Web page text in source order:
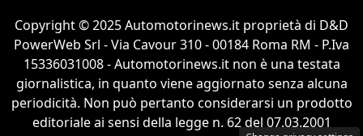
Copyright © 2025 Automotorinews.it proprietà di D&D
PowerWeb Srl - Via Cavour 310 - 00184 Roma RM - P.Iva
15336031008 - Automotorinews.it non è una testata
giornalistica, in quanto viene aggiornato senza alcuna
periodicità. Non può pertanto considerarsi un prodotto
editoriale ai sensi della legge n. 62 del 07.03.2001